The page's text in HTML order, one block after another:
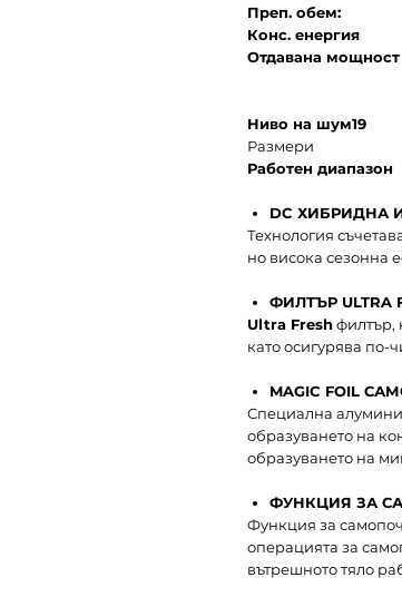
Преп. обем:
Конс. енергия
Отдавана мощност
Ниво на шум19
Размери
Работен диапазон
DC ХИБРИДНА
Технология
но висока сезонна
ФИЛТЪР ULTRA
Ultra Freshфилтър,
като осигурява по-
MAGIC FOIL
Специална
образуването на
образуването на
ФУНКЦИЯ ЗА
Функция за
операцията за
вътрешното тяло